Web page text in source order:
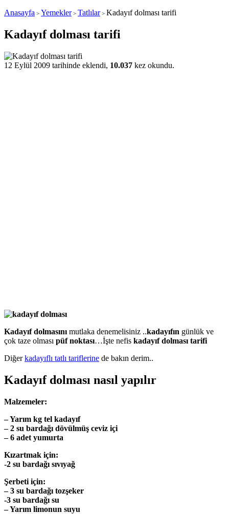
Anasayfa > Yemekler> Tatlılar> Kadayıf dolması tarifi
Kadayıf dolması tarifi
12 Eylül 2009 tarihinde eklendi, 10.037 kez okundu.
Kadayıf dolmasını mutlaka denemelisiniz ..kadayıfın günlük ve
çok taze olması püf noktası…İşte nefis kadayıf dolması tarifi
Diğerkadayıflı tatlı tariflerine de bakın derim..
Kadayıf dolması nasıl yapılır
Malzemeler:
– Yarım kg tel kadayıf
– 2 su bardağı dövülmüş ceviz içi
– 6 adet yumurta
Kızartmak için:
-2 su bardağı sıvıyağ
Şerbeti için:
– 3 su bardağı tozşeker
-3 su bardağı su
– Yarım limonun suyu